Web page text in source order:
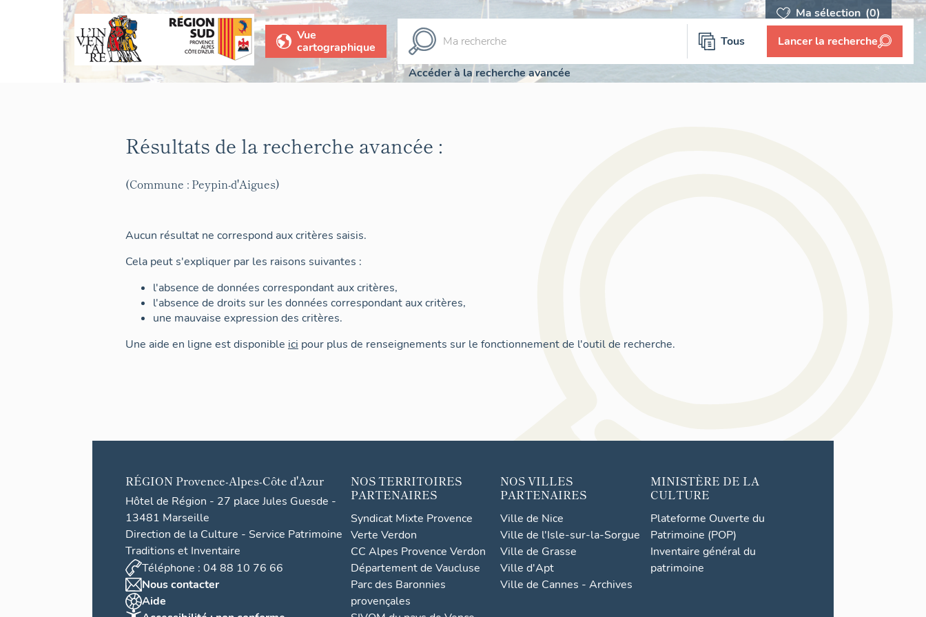
Ma sélection (0)
Vue
cartographique
Tous Lancer la recherche
Accéder à la recherche avancée
Résultats de la recherche avancée :
(Commune : Peypin-d'Aigues)
Aucun résultat ne correspond aux critères saisis.
Cela peut s'expliquer par les raisons suivantes :
l'absence de données correspondant aux critères,
l'absence de droits sur les données correspondant aux critères,
une mauvaise expression des critères.
Une aide en ligne est disponible ici pour plus de renseignements sur le fonctionnement de l'outil de recherche.
RÉGION Provence-Alpes-Côte d'Azur
Hôtel de Région - 27 place Jules Guesde -
13481 Marseille
Direction de la Culture - Service Patrimoine
Traditions et Inventaire
Téléphone : 04 88 10 76 66
Nous contacter
Aide
NOS TERRITOIRES
PARTENAIRES
Syndicat Mixte Provence
Verte Verdon
CC Alpes Provence Verdon
Département de Vaucluse
Parc des Baronnies
provençales
NOS VILLES
PARTENAIRES
Ville de Nice
Ville de l'Isle-sur-la-Sorgue
Ville de Grasse
Ville d'Apt
Ville de Cannes - Archives
MINISTÈRE DE LA
CULTURE
Plateforme Ouverte du
Patrimoine (POP)
Inventaire général du
patrimoine